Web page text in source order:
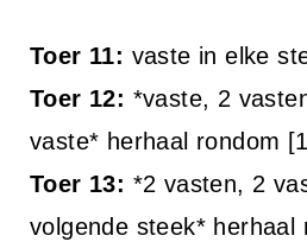
Toer 11: vaste in elke
Toer 12: *vaste, 2
vaste* herhaal rondom
Toer 13: *2 vasten, 2
volgende steek* herhaal